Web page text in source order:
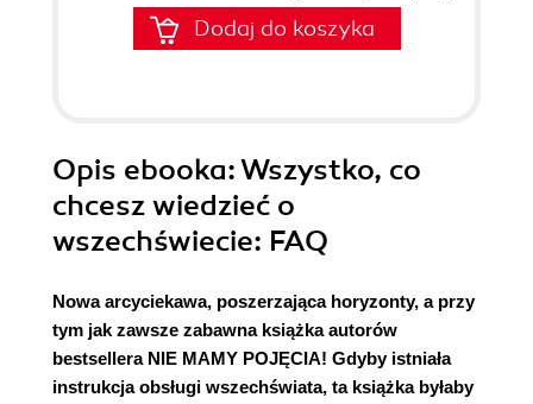
Dodaj do koszyka
Opis ebooka: Wszystko, co
chcesz wiedzieć o
wszechświecie: FAQ
Nowa arcyciekawa, poszerzająca horyzonty, a przy
tym jak zawsze zabawna książka autorów
bestsellera NIE MAMY POJĘCIA! Gdyby istniała
instrukcja obsługi wszechświata, ta książka byłaby